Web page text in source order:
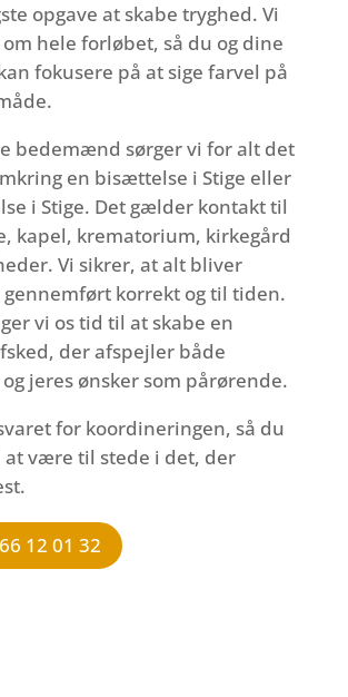
opgave at skabe tryghed. Vi
hele forløbet, så du og dine
fokusere på at sige farvel på
bedemænd sørger vi for alt det
en bisættelse i Stige eller
i Stige. Det gælder kontakt til
kapel, krematorium, kirkegård
Vi sikrer, at alt bliver
gennemført korrekt og til tiden.
vi os tid til at skabe en
der afspejler både
jeres ønsker som pårørende.
for koordineringen, så du
at være til stede i det, der
12 01 32